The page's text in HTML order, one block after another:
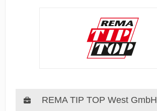
REMA TIP TOP West GmbH